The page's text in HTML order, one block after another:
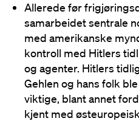
Allerede før
samarbeidet sentrale
med amerikanske
kontroll med Hitlers
og agenter. Hitlers
Gehlen og hans folk
viktige, blant annet
kjent med